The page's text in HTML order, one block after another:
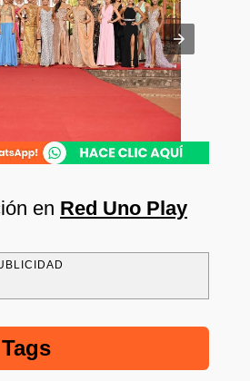
en Red Uno Play
Tags